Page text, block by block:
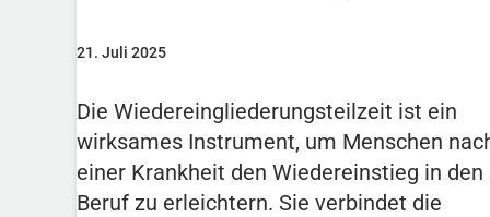
21. Juli 2025
Die Wiedereingliederungsteilzeit ist ein
wirksames Instrument, um Menschen
einer Krankheit den Wiedereinstieg in den
Beruf zu erleichtern. Sie verbindet die